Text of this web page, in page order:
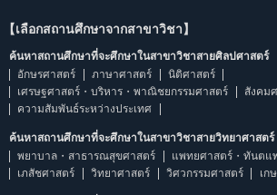
【เลือกสถานศึกษาจากสาขาวิชา】
ค้นหาสถานศึกษาที่จะศึกษาในสาขาวิชาสายศิลปศาสตร์
อักษรศาสตร์
ภาษาศาสตร์
นิติศาสตร์
เศรษฐศาสตร์・บริหาร・พาณิชยกรรมศาสตร์
สังคม
ความสัมพันธ์ระหว่างประเทศ
ค้นหาสถานศึกษาที่จะศึกษาในสาขาวิชาสายวิทยาศาสตร์
พยาบาล・สาธารณสุขศาสตร์
แพทยศาสตร์・ทันตแ
เภสัชศาสตร์
วิทยาศาสตร์ วิศวกรรมศาสตร์ เก